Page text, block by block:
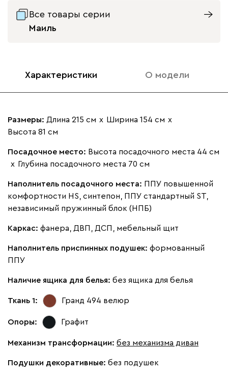
Все товары серии
Маиль
Характеристики О модели
Размеры: Длина 215 см х Ширина 154 см х
Высота 81 см
Посадочное место: Высота посадочного места 44 см
х Глубина посадочного места 70 см
Наполнитель посадочного места: ППУ повышенной
комфортности HS, синтепон, ППУ стандартный ST,
независимый пружинный блок (НПБ)
Каркас: фанера, ДВП, ДСП, мебельный щит
Наполнитель приспинных подушек: формованный
ППУ
Наличие ящика для белья: без ящика для белья
Ткань 1: Гранд 494 велюр
Опоры: Графит
Механизм трансформации: без механизма диван
Подушки декоративные: без подушек